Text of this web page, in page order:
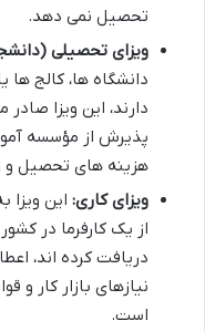
تحصیل نمی دهد.
ویزای تحصیلی
دانشگاه ها، کالج ها
دارند، این ویزا
پذیرش از مؤسسه
هزینه های تحصیل و
ویزای کاری: این ویزا
دریافت کرده اند،
نیازهای بازار کار و
است.